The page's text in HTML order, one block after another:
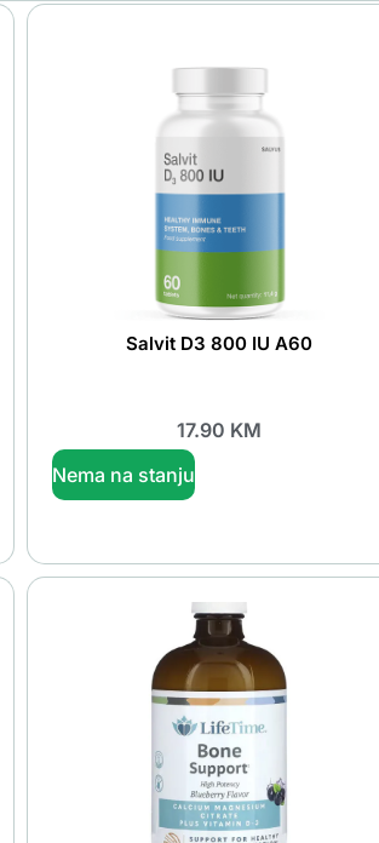
Salvit D3 800 IU A60
17.90 KM
Nema na stanju